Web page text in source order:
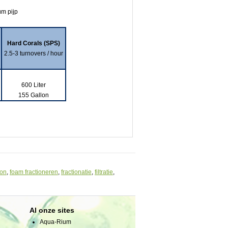
pijp
Hard Corals (SPS)
2.5-3 turnovers / hour
600 Liter
155 Gallon
, foam fractioneren, fractionatie, filtratie,
Al onze sites
Aqua-Rium